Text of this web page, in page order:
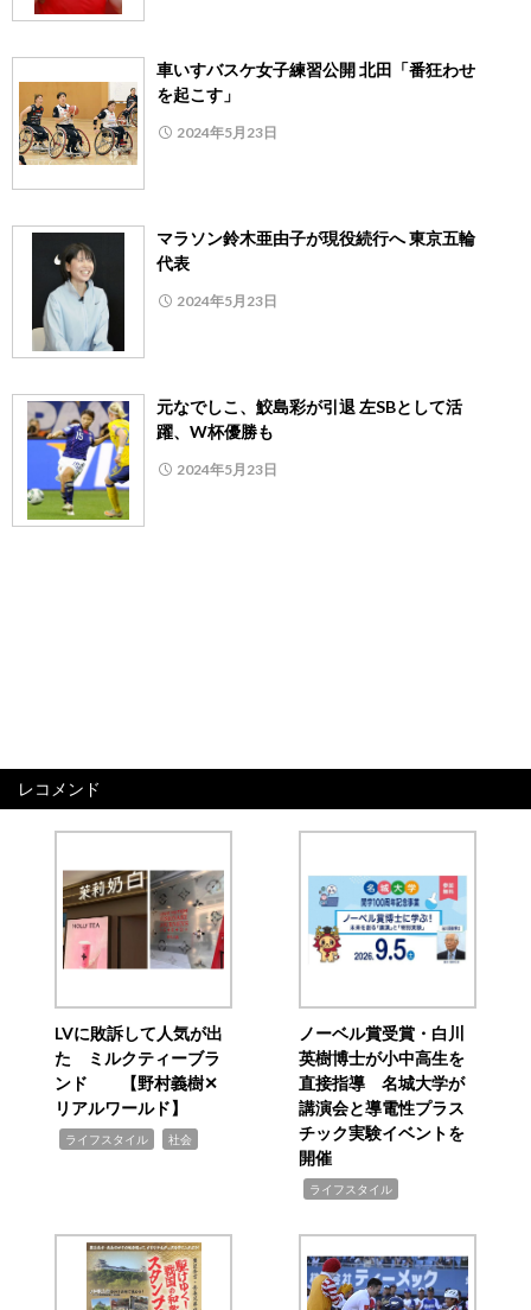
車いすバスケ女子練習公開 北田「番狂わせ
を起こす」
2024年5月23日
マラソン鈴木亜由子が現役続行へ 東京五輪
代表
2024年5月23日
元なでしこ、鮫島彩が引退 左SBとして活
躍、W杯優勝も
2024年5月23日
レコメンド
LVに敗訴して人気が出
た ミルクティーブラ
ンド 【野村義樹✕
リアルワールド】
ライフスタイル 社会
ノーベル賞受賞・白川
英樹博士が小中高生を
直接指導 名城大学が
講演会と導電性プラス
チック実験イベントを
開催
ライフスタイル